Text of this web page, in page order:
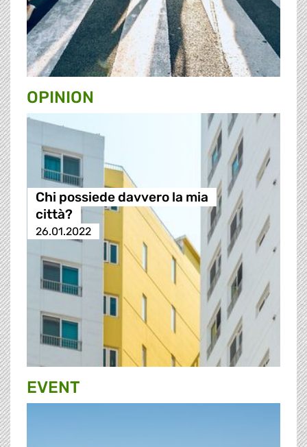
OPINION
Chi possiede davvero la mia
città?
26.01.2022
EVENT